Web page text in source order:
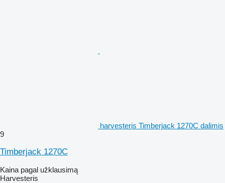
harvesteris Timberjack 1270C dalimis
9
Timberjack 1270C
Kaina pagal užklausimą
Harvesteris